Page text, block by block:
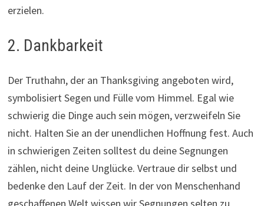
erzielen.
2. Dankbarkeit
Der Truthahn, der an Thanksgiving angeboten wird,
symbolisiert Segen und Fülle vom Himmel. Egal wie
schwierig die Dinge auch sein mögen, verzweifeln Sie
nicht. Halten Sie an der unendlichen Hoffnung fest. Auch
in schwierigen Zeiten solltest du deine Segnungen
zählen, nicht deine Unglücke. Vertraue dir selbst und
bedenke den Lauf der Zeit. In der von Menschenhand